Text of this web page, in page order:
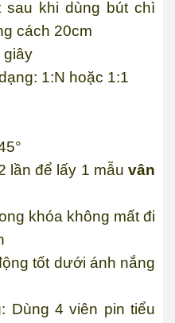
sau khi dùng bút chì
cách 20cm
giây
1:N hoặc 1:1
lần để lấy 1 mẫu vân
khóa không mất đi
tốt dưới ánh nắng
Dùng 4 viên pin tiểu